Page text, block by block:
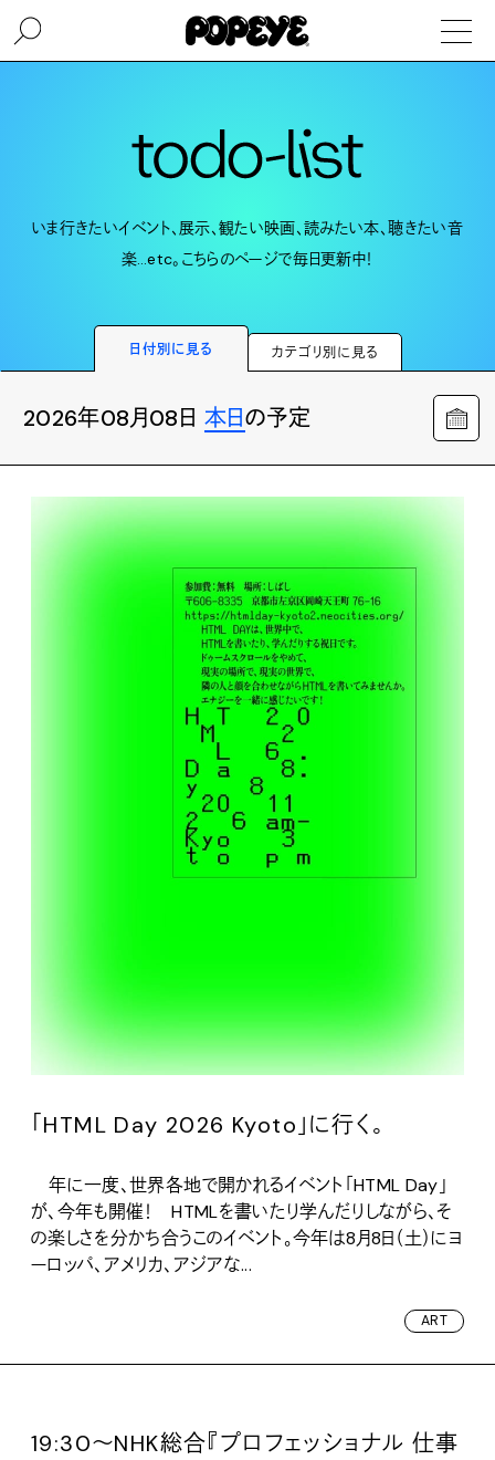
いま行きたいイベント、展示、観たい映画、読みたい本、聴きたい音
楽…etc。こちらのページで毎日更新中！
日付別に見る カテゴリ別に見る
2026年08月08日 本日の予定
2026年08月
水 木 金
1
2
5 6 7
12 13 14 15
19 20 21
26 27 28 29 30
「HTML Day 2026 Kyoto」に行く。
年に一度、世界各地で開かれるイベント「HTML Day」
が、今年も開催！ HTMLを書いたり学んだりしながら、そ
の楽しさを分かち合うこのイベント。今年は8月8日（土）にヨ
ーロッパ、アメリカ、アジアな...
ART
19:30〜NHK総合『プロフェッショナル 仕事